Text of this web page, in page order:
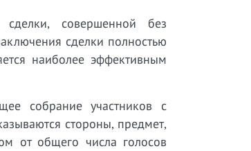
совершенной без
сделки полностью
наиболее эффективным
собрание участников с
стороны, предмет,
от общего числа голосов